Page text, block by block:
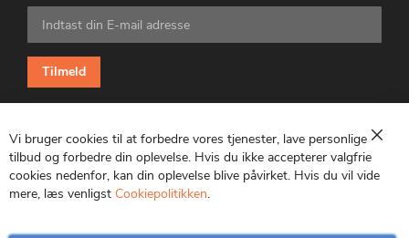
Tilmeld
dig
vores
nyhedsbrev:
Tilmeld
CVR: 25847369
Luk
Vi bruger cookies til at forbedre vores tjenester, lave personlige
tilbud og forbedre din oplevelse. Hvis du ikke accepterer valgfrie
cookies nedenfor, kan din oplevelse blive påvirket. Hvis du vil vide
mere, læs venligst Cookiepolitikken.